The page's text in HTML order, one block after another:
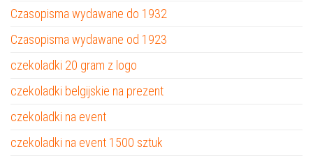
Czasopisma wydawane do 1932
Czasopisma wydawane od 1923
czekoladki 20 gram z logo
czekoladki belgijskie na prezent
czekoladki na event
czekoladki na event 1500 sztuk